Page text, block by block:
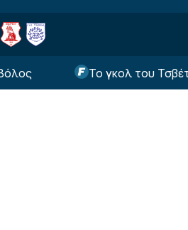
Το γκολ του Τσβέτκοβιτς